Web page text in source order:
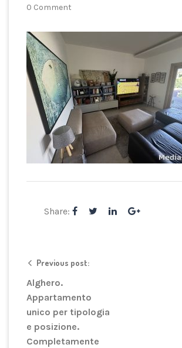
0 Comment
Share:
Previous post:
Alghero.
Appartamento
unico per tipologia
e posizione.
Completamente